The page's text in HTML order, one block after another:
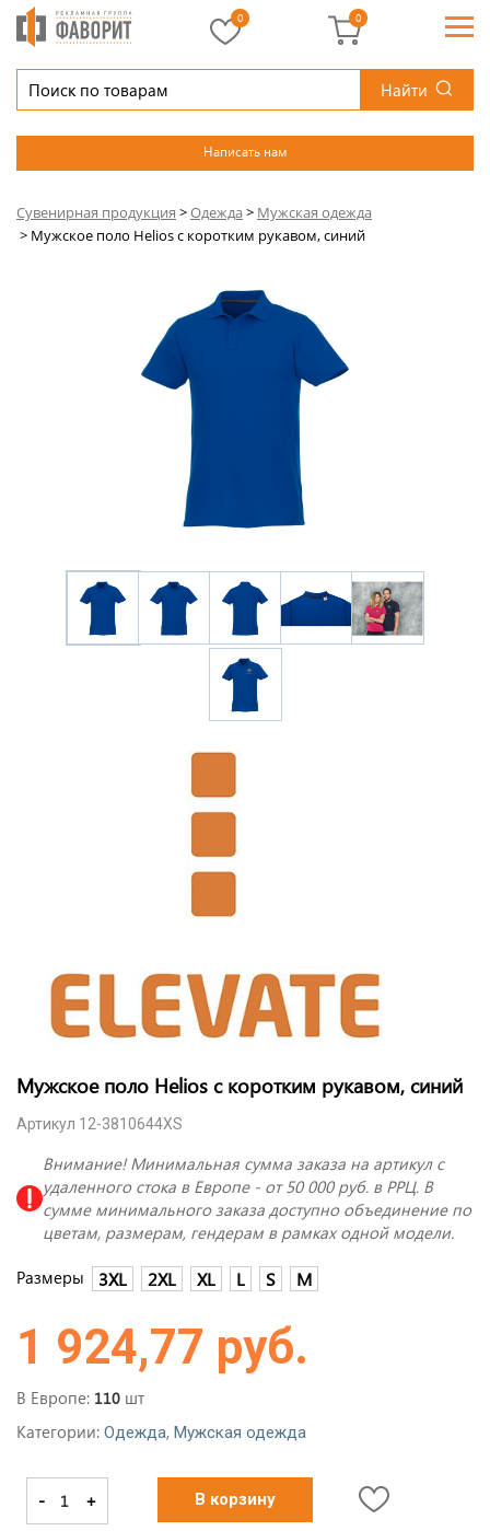
Найти
Написать нам
0 0
Сувенирная продукция >Одежда> Мужская одежда
> Мужское поло Helios с коротким рукавом, синий
Мужское поло Helios с коротким рукавом, синий
Артикул 12-3810644XS
Внимание! Минимальная сумма заказа на артикул с
удаленного стока в Европе - от 50 000 руб. в РРЦ. В
сумме минимального заказа доступно объединение по
цветам, размерам, гендерам в рамках одной модели.
Размеры 3XL 2XL XL L S M
1 924,77 руб.
В Европе: 110 шт
Категории: Одежда, Мужская одежда
- + В корзину